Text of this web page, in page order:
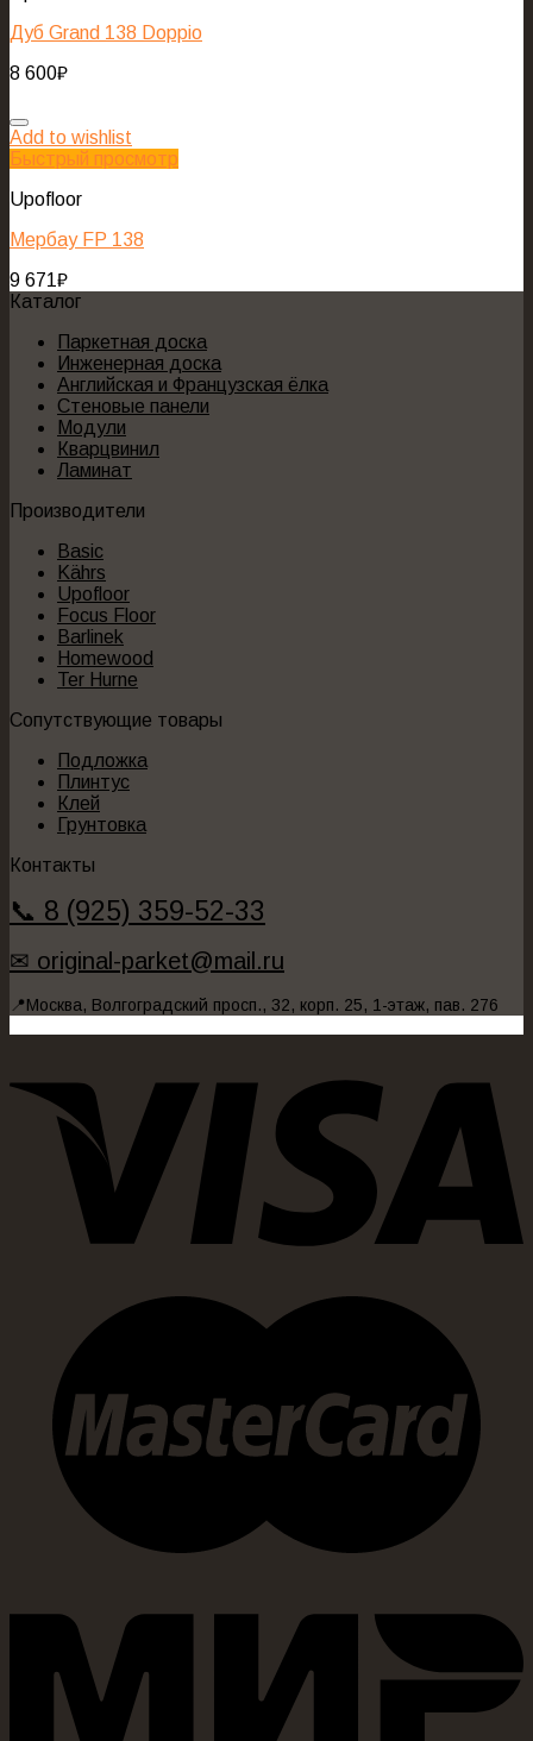
Дуб Grand 138 Doppio
8 600₽
Add to wishlist
Быстрый просмотр
Upofloor
Мербау FP 138
9 671₽
Каталог
Паркетная доска
Инженерная доска
Английская и Французская ёлка
Стеновые панели
Модули
Кварцвинил
Ламинат
Производители
Basic
Kährs
Upofloor
Focus Floor
Barlinek
Homewood
Ter Hurne
Сопутствующие товары
Подложка
Плинтус
Клей
Грунтовка
Контакты
📞 8 (925) 359-52-33
✉ original-parket@mail.ru
📍Москва, Волгоградский просп., 32, корп. 25, 1-этаж, пав. 276